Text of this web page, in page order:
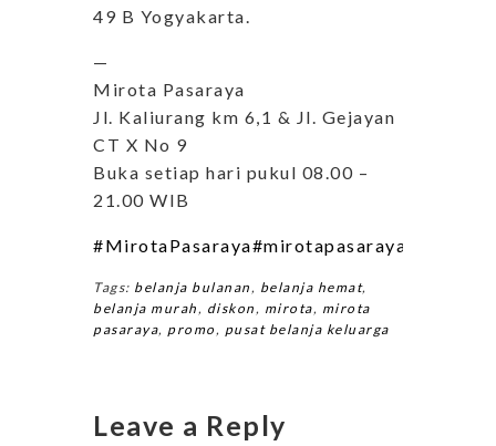
49 B Yogyakarta.
—
Mirota Pasaraya
Jl. Kaliurang km 6,1 & Jl. Gejayan
CT X No 9
Buka setiap hari pukul 08.00 –
21.00 WIB
#MirotaPasaraya#mirotapasarayafashion
Tags: belanja bulanan , belanja hemat,
belanja murah , diskon , mirota, mirota
pasaraya, promo , pusat belanja keluarga
Leave a Reply